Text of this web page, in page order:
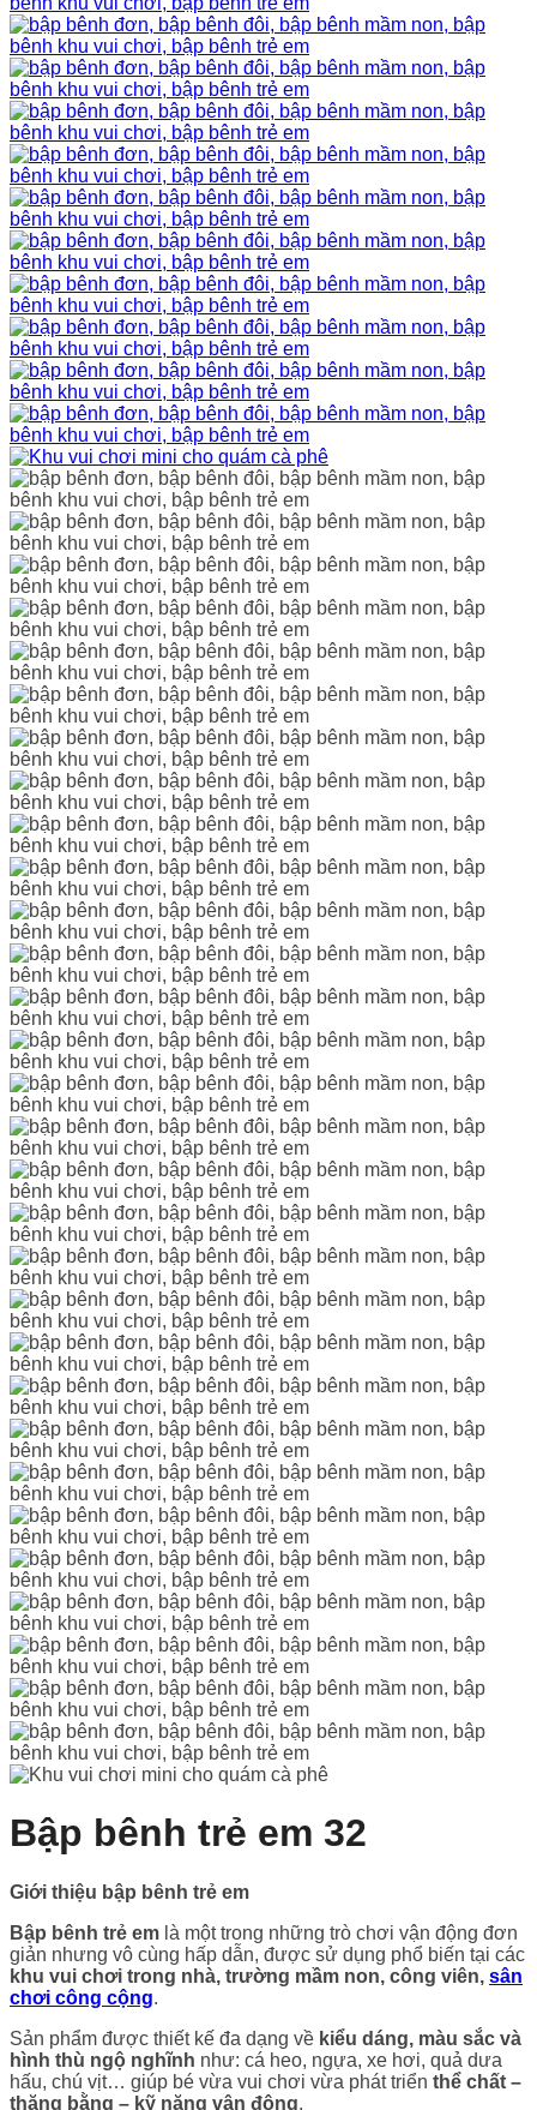
Bập bênh trẻ em 32
Giới thiệu bập bênh trẻ em
Bập bênh trẻ em là một trong những trò chơi vận động đơn
giản nhưng vô cùng hấp dẫn, được sử dụng phổ biến tại các
khu vui chơi trong nhà, trường mầm non, công viên, sân
chơi công cộng.
Sản phẩm được thiết kế đa dạng về kiểu dáng, màu sắc và
hình thù ngộ nghĩnh như: cá heo, ngựa, xe hơi, quả dưa
hấu, chú vịt… giúp bé vừa vui chơi vừa phát triển thể chất –
thăng bằng – kỹ năng vận động.